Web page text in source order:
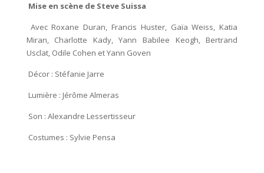
Mise en scène de Steve Suissa
Avec Roxane Duran, Francis Huster, Gaïa Weiss, Katia
Miran, Charlotte Kady, Yann Babilee Keogh, Bertrand
Usclat, Odile Cohen et Yann Goven
Décor : Stéfanie Jarre
Lumière : Jérôme Almeras
Son : Alexandre Lessertisseur
Costumes : Sylvie Pensa